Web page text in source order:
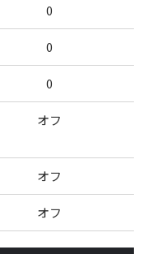
0
0
0
オフ
オフ
オフ